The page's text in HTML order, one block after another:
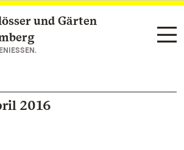
springenund Gärten
2016